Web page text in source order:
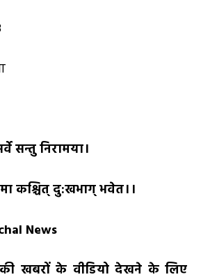
सन्तु निरामया।
मा कश्चित् दु:खभाग् भवेत।।
News
की खबरों के वीडियो देखने के लिए